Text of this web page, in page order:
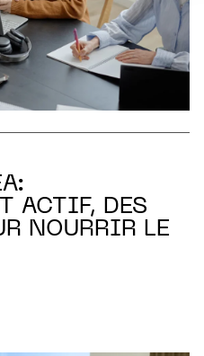
ACTIF, DES
NOURRIR LE